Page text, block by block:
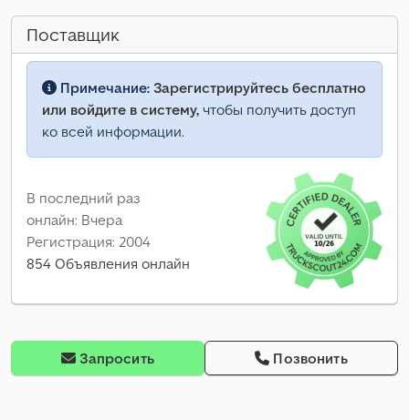
Поставщик
Примечание: Зарегистрируйтесь бесплатно
или войдите в систему, чтобы получить доступ
ко всей информации.
В последний раз
онлайн: Вчера
Регистрация: 2004
854 Объявления онлайн
Запросить Позвонить